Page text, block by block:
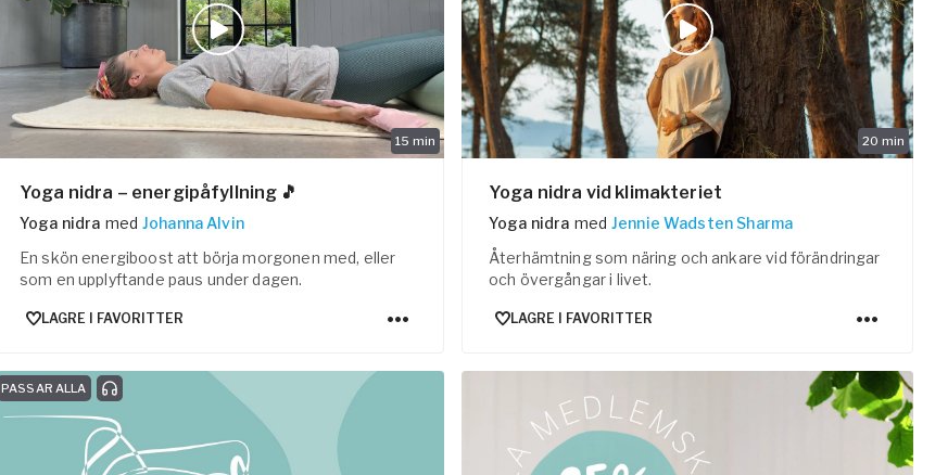
15 min
Yoga nidra – energipåfyllning 🎵
Yoga nidra med Johanna Alvin
En skön energiboost att börja morgonen med, eller
som en upplyftande paus under dagen.
LAGRE I FAVORITTER
20 min
Yoga nidra vid klimakteriet
Yoga nidra med Jennie Wadsten Sharma
Återhämtning som näring och ankare vid förändringar
och övergångar i livet.
LAGRE I FAVORITTER
PASSAR ALLA